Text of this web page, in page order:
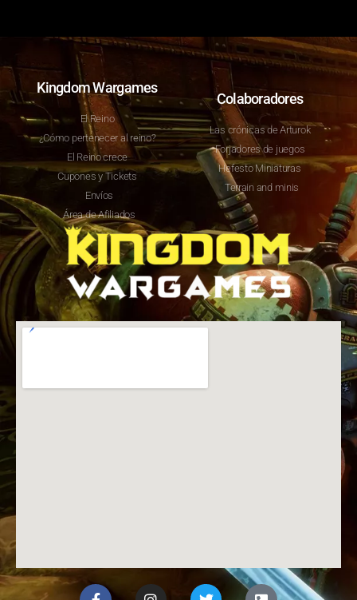
Kingdom Wargames
El Reino
¿Cómo pertenecer al reino?
El Reino crece
Cupones y Tickets
Envíos
Área de Afiliados
Colaboradores
Las crónicas de Arturok
Forjadores de juegos
Hefesto Miniaturas
Terrain and minis